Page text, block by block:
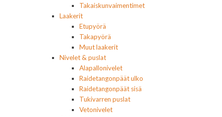
Takaiskunvaimentimet
Laakerit
Etupyörä
Takapyörä
Muut laakerit
Nivelet & puslat
Alapallonivelet
Raidetangonpäät ulko
Raidetangonpäät sisä
Tukivarren puslat
Vetonivelet